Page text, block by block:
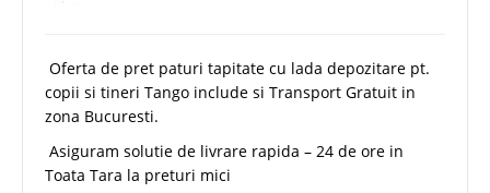
Oferta de pret paturi tapitate cu lada depozitare pt.
copii si tineri Tango include si Transport Gratuit in
zona Bucuresti.
Asiguram solutie de livrare rapida – 24 de ore in
Toata Tara la preturi mici